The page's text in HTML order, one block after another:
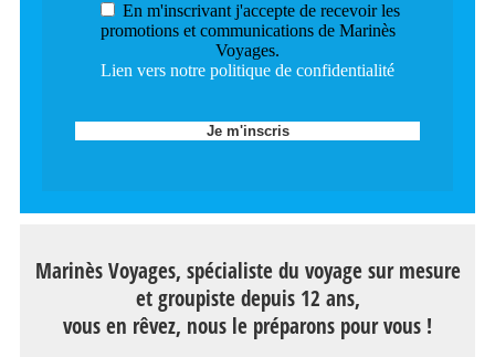
En m'inscrivant j'accepte de recevoir les
promotions et communications de Marinès
Voyages.
Lien vers notre politique de confidentialité
Marinès Voyages, spécialiste du voyage sur mesure
et groupiste depuis 12 ans,
vous en rêvez, nous le préparons pour vous !